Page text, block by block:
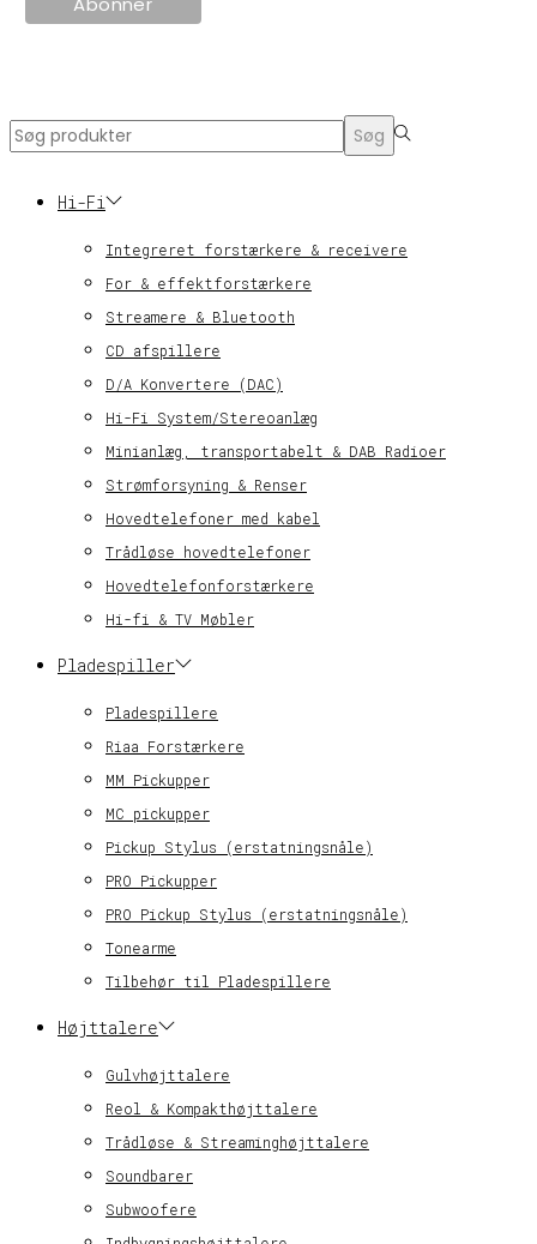
Search
Søg
Hi-Fi
Integreret forstærkere & receivere
For & effektforstærkere
Streamere & Bluetooth
CD afspillere
D/A Konvertere (DAC)
Hi-Fi System/Stereoanlæg
Minianlæg, transportabelt & DAB Radioer
Strømforsyning & Renser
Hovedtelefoner med kabel
Trådløse hovedtelefoner
Hovedtelefonforstærkere
Hi-fi & TV Møbler
Pladespiller
Pladespillere
Riaa Forstærkere
MM Pickupper
MC pickupper
Pickup Stylus (erstatningsnåle)
PRO Pickupper
PRO Pickup Stylus (erstatningsnåle)
Tonearme
Tilbehør til Pladespillere
Højttalere
Gulvhøjttalere
Reol & Kompakthøjttalere
Trådløse & Streaminghøjttalere
Soundbarer
Subwoofere